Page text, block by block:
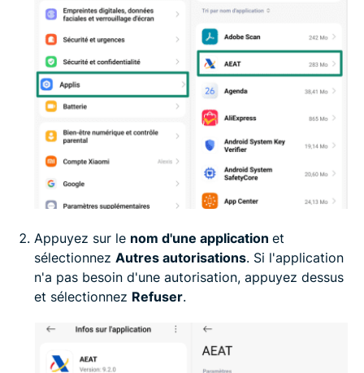
Appuyez sur le nom d'une application et
sélectionnez Autres autorisations. Si l'application
n'a pas besoin d'une autorisation, appuyez dessus
et sélectionnez Refuser.